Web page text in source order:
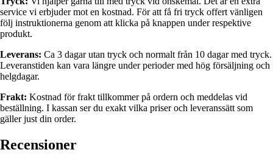
service vi erbjuder mot en kostnad. För att få fri tryck offert vänligen
följ instruktionerna genom att klicka på knappen under respektive
produkt.
Leverans: Ca 3 dagar utan tryck och normalt från 10 dagar med tryck.
Leveranstiden kan vara längre under perioder med hög försäljning och
helgdagar.
Frakt: Kostnad för frakt tillkommer på ordern och meddelas vid
beställning. I kassan ser du exakt vilka priser och leveranssätt som
gäller just din order.
Recensioner